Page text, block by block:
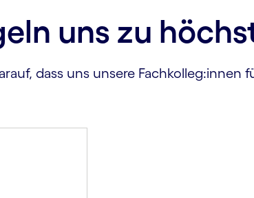
uns zu
dass uns unsere Fachkolleg:innen